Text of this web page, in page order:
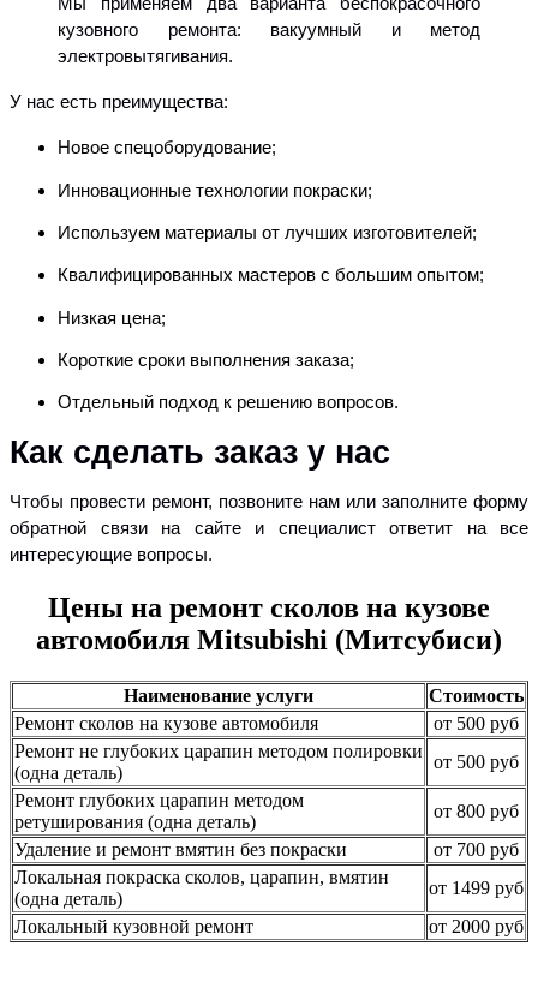
Мы применяем два варианта беспокрасочного
кузовного ремонта: вакуумный и метод
электровытягивания.
У нас есть преимущества:
Новое спецоборудование;
Инновационные технологии покраски;
Используем материалы от лучших изготовителей;
Квалифицированных мастеров с большим опытом;
Низкая цена;
Короткие сроки выполнения заказа;
Отдельный подход к решению вопросов.
Как сделать заказ у нас
Чтобы провести ремонт, позвоните нам или заполните форму
обратной связи на сайте и специалист ответит на все
интересующие вопросы.
Цены на ремонт сколов на кузове
автомобиля Mitsubishi (Митсубиси)
Наименование услуги
Стоимость
Ремонт сколов на кузове автомобиля
от 500 руб
Ремонт не глубоких царапин методом полировки
(одна деталь)
от 500 руб
Ремонт глубоких царапин методом
ретуширования (одна деталь)
от 800 руб
Удаление и ремонт вмятин без покраски
от 700 руб
Локальная покраска сколов, царапин, вмятин
(одна деталь)
от 1499 руб
Локальный кузовной ремонт
от 2000 руб